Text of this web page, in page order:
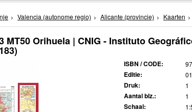
Valencia (autonome regio) Alicante (provincie) Kaarten
MT50 Orihuela | CNIG - Instituto
ISBN / CODE:
Editie:
Druk: 1
Aantal blz.: 1
Schaal: